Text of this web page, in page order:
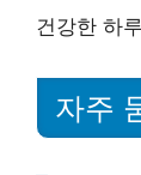
건강한 하
자주